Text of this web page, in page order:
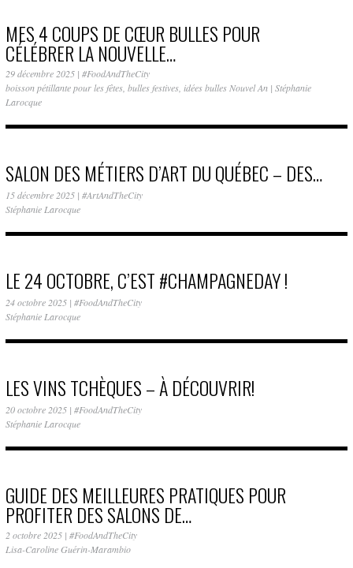
MES 4 COUPS DE CŒUR BULLES POUR
CÉLÉBRER LA NOUVELLE…
29 décembre 2025 | #FoodAndTheCity
boisson pétillante pour les fêtes bulles festives idées bulles Nouvel An | Stéphanie
Larocque
SALON DES MÉTIERS D’ART DU QUÉBEC – DES…
15 décembre 2025 | #ArtAndTheCity
Stéphanie Larocque
LE 24 OCTOBRE, C’EST #CHAMPAGNEDAY !
24 octobre 2025 | #FoodAndTheCity
Stéphanie Larocque
LES VINS TCHÈQUES – À DÉCOUVRIR!
20 octobre 2025 | #FoodAndTheCity
Stéphanie Larocque
GUIDE DES MEILLEURES PRATIQUES POUR
PROFITER DES SALONS DE…
2 octobre 2025 | #FoodAndTheCity
Lisa-Caroline Guérin-Marambio